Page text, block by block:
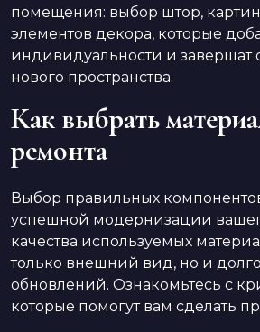
помещения: выбор штор,
элементов декора, которые
индивидуальности и завершат
нового пространства.
Как выбрать
ремонта
Выбор правильных
успешной модернизации
качества используемых
только внешний вид, но и
обновлений. Ознакомьтесь с
которые помогут вам сделать